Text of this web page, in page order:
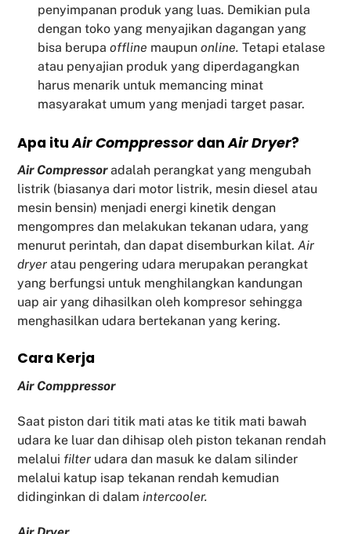
penyimpanan produk yang luas. Demikian pula
dengan toko yang menyajikan dagangan yang
bisa berupa offline maupun online. Tetapi etalase
atau penyajian produk yang diperdagangkan
harus menarik untuk memancing minat
masyarakat umum yang menjadi target pasar.
Apa ituAir Comppressor danAir Dryer?
Air Compressoradalah perangkat yang mengubah
listrik (biasanya dari motor listrik, mesin diesel atau
mesin bensin) menjadi energi kinetik dengan
mengompres dan melakukan tekanan udara, yang
menurut perintah, dan dapat disemburkan kilat.Air
dryer atau pengering udara merupakan perangkat
yang berfungsi untuk menghilangkan kandungan
uap air yang dihasilkan oleh kompresor sehingga
menghasilkan udara bertekanan yang kering.
Cara Kerja
Air Comppressor
Saat piston dari titik mati atas ke titik mati bawah
udara ke luar dan dihisap oleh piston tekanan rendah
melalui filter udara dan masuk ke dalam silinder
melalui katup isap tekanan rendah kemudian
didinginkan di dalamintercooler.